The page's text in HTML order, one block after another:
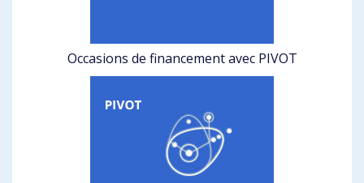
Occasions de financement avec PIVOT